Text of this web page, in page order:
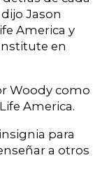
Jason
America y
en
Woody como
America.
para
a otros